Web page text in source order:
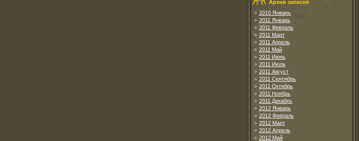
Архив записей
2010 Январь
2011 Январь
2011 Февраль
2011 Март
2011 Апрель
2011 Май
2011 Июнь
2011 Июль
2011 Август
2011 Сентябрь
2011 Октябрь
2011 Ноябрь
2011 Декабрь
2012 Январь
2012 Февраль
2012 Март
2012 Апрель
2012 Май